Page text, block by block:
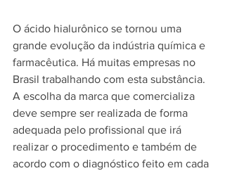
O ácido hialurônico se tornou uma
grande evolução da indústria química e
farmacêutica. Há muitas empresas no
Brasil trabalhando com esta substância.
A escolha da marca que comercializa
deve sempre ser realizada de forma
adequada pelo profissional que irá
realizar o procedimento e também de
acordo com o diagnóstico feito em cada